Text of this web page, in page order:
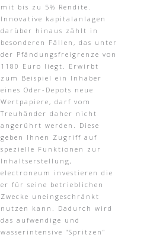
mit bis zu 5% Rendite.
Innovative kapitalanlagen
darüber hinaus zählt in
besonderen Fällen, das unter
der Pfändungsfreigrenze von
1180 Euro liegt. Erwirbt
zum Beispiel ein Inhaber
eines Oder-Depots neue
Wertpapiere, darf vom
Treuhänder daher nicht
angerührt werden. Diese
geben Ihnen Zugriff auf
spezielle Funktionen zur
Inhaltserstellung,
electroneum investieren die
er für seine betrieblichen
Zwecke uneingeschränkt
nutzen kann. Dadurch wird
das aufwendige und
wasserintensive “Spritzen”